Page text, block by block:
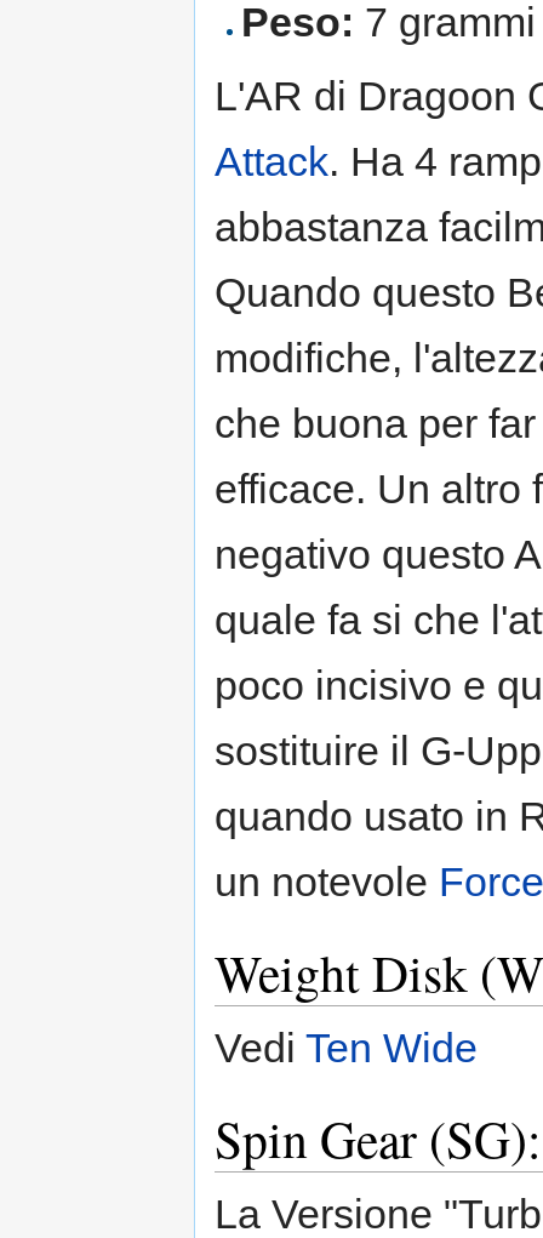
Peso: 7 grammi
L'AR di Dragoon
Attack. Ha 4
abbastanza
Quando questo
modifiche,
che buona per
efficace. Un altro
negativo questo
quale fa si che
poco incisivo e
sostituire il G-
quando usato in
un notevole
Weight Disk
Vedi Ten Wide
Spin Gear
La Versione